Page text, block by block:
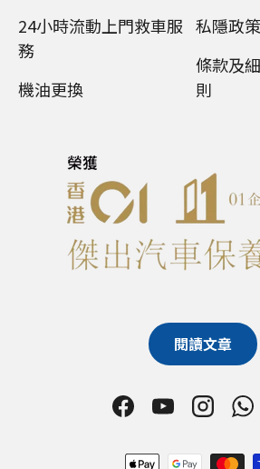
24小時流動上門救車服
務
機油更換
私隱政策
條款及細
則
閱讀文章
Facebook
YouTube
Payment